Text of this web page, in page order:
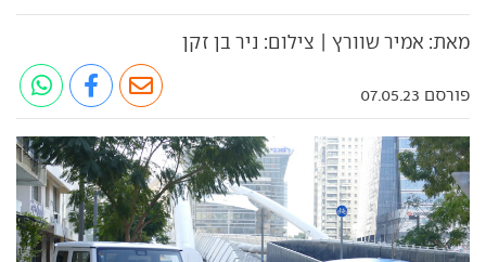
מאת: אמיר שוורץ | צילום: ניר בן זקן
פורסם 07.05.23